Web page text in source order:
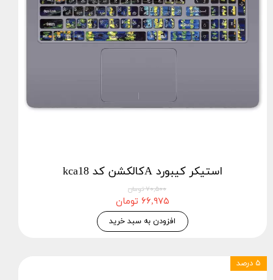
استيكر كيبورد Aکالکشن کد kca18
۷۰,۵۰۰ تومان
۶۶,۹۷۵ تومان
افزودن به سبد خرید
۵ درصد